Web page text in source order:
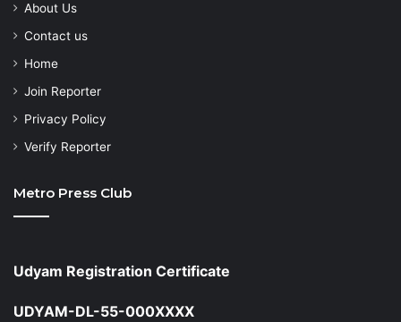
About Us
Contact us
Home
Join Reporter
Privacy Policy
Verify Reporter
Metro Press Club
Udyam Registration Certificate
UDYAM-DL-55-000XXXX